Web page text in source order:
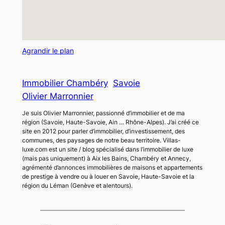
Agrandir le plan
Immobilier Chambéry Savoie
Olivier Marronnier
Je suis Olivier Marronnier, passionné d’immobilier et de ma
région (Savoie, Haute-Savoie, Ain … Rhône-Alpes). J’ai créé ce
site en 2012 pour parler d’immobilier, d’investissement, des
communes, des paysages de notre beau territoire. Villas-
luxe.com est un site / blog spécialisé dans l’immobilier de luxe
(mais pas uniquement) à Aix les Bains, Chambéry et Annecy,
agrémenté d’annonces immobilières de maisons et appartements
de prestige à vendre ou à louer en Savoie, Haute-Savoie et la
région du Léman (Genève et alentours).